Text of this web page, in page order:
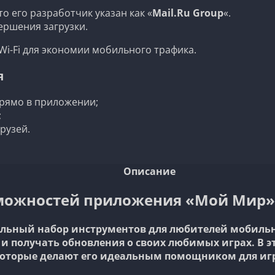
разработчик указан как «Mail.Ru Group«.
загрузки.
Fi для экономии мобильного трафика.
в приложении;
Описание
приложения «Мой
набор инструментов для любителей
получать обновления о своих любимых играх.
делают его идеальным помощником для